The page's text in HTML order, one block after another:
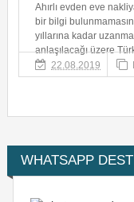
Ahırlı evden eve
bir bilgi
yıllarına kadar
anlaşılacağı üzere
22.08.2019
WHATSAPP